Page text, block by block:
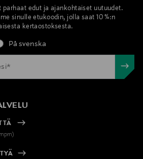
parhaat edut ja ajankohtaiset uutuudet.
sinulle etukoodin, jolla saat 10 %:n
kertaostoksesta.
På svenska